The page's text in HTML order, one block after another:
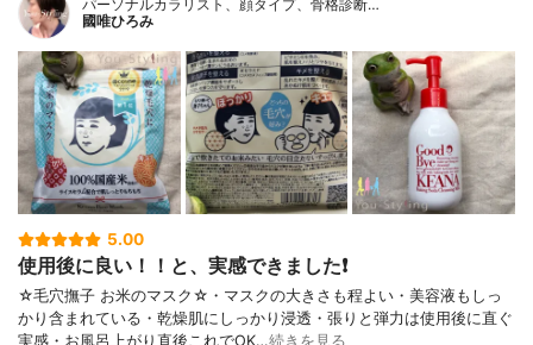
パーソナルカラリスト、顔タイプ、骨格診断…
國唯ひろみ
5.00
使用後に良い！！と、実感できました❗
☆毛穴撫子 お米のマスク☆・マスクの大きさも程よい・美容液もしっ
かり含まれている・乾燥肌にしっかり浸透・張りと弾力は使用後に直ぐ
実感・お風呂上がり直後これでOK…続きを見る